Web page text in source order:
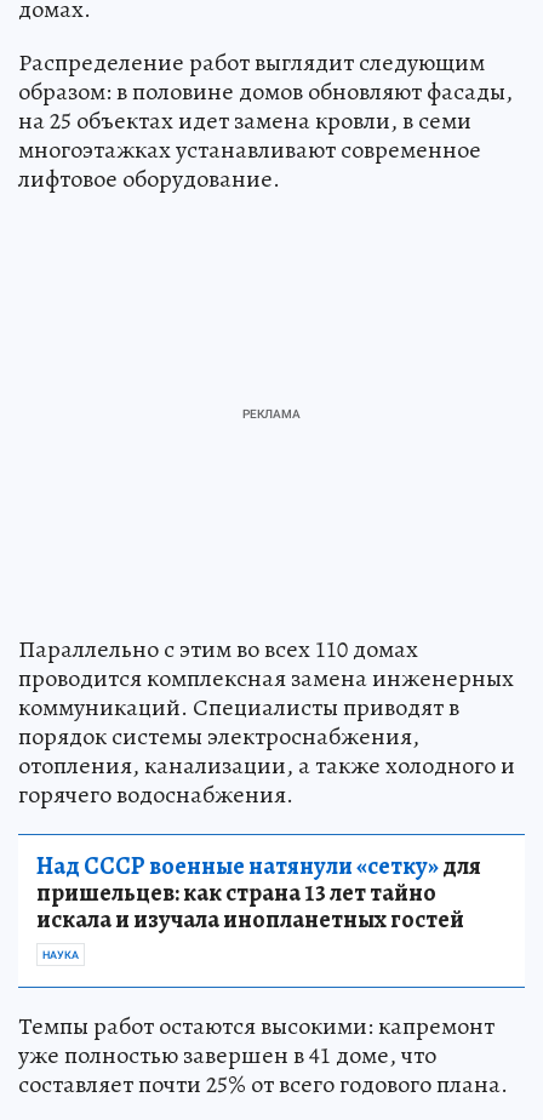
домах.
Распределение работ выглядит следующим
образом: в половине домов обновляют фасады,
на 25 объектах идет замена кровли, в семи
многоэтажках устанавливают современное
лифтовое оборудование.
Параллельно с этим во всех 110 домах
проводится комплексная замена инженерных
коммуникаций. Специалисты приводят в
порядок системы электроснабжения,
отопления, канализации, а также холодного и
горячего водоснабжения.
Над СССР военные натянули «сетку»для
пришельцев: как страна 13 лет тайно
искала и изучала инопланетных гостей
НАУКА
Темпы работ остаются высокими: капремонт
уже полностью завершен в 41 доме, что
составляет почти 25% от всего годового плана.